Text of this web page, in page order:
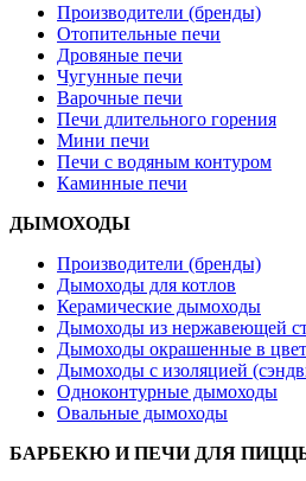
Производители (бренды)
Отопительные печи
Дровяные печи
Чугунные печи
Варочные печи
Печи длительного горения
Мини печи
Печи с водяным контуром
Каминные печи
ДЫМОХОДЫ
Производители (бренды)
Дымоходы для котлов
Керамические дымоходы
Дымоходы из нержавеющей
Дымоходы окрашенные в
Дымоходы с изоляцией
Одноконтурные дымоходы
Овальные дымоходы
БАРБЕКЮ И ПЕЧИ ДЛЯ